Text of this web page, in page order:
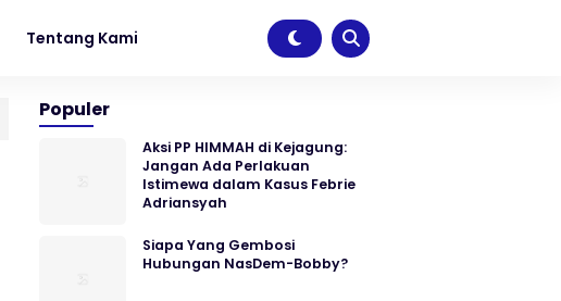
Tentang Kami
Populer
Aksi PP HIMMAH di Kejagung:
Jangan Ada Perlakuan
Istimewa dalam Kasus Febrie
Adriansyah
Siapa Yang Gembosi
Hubungan NasDem-Bobby?